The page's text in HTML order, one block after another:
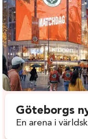
Göteborgs
En arena i